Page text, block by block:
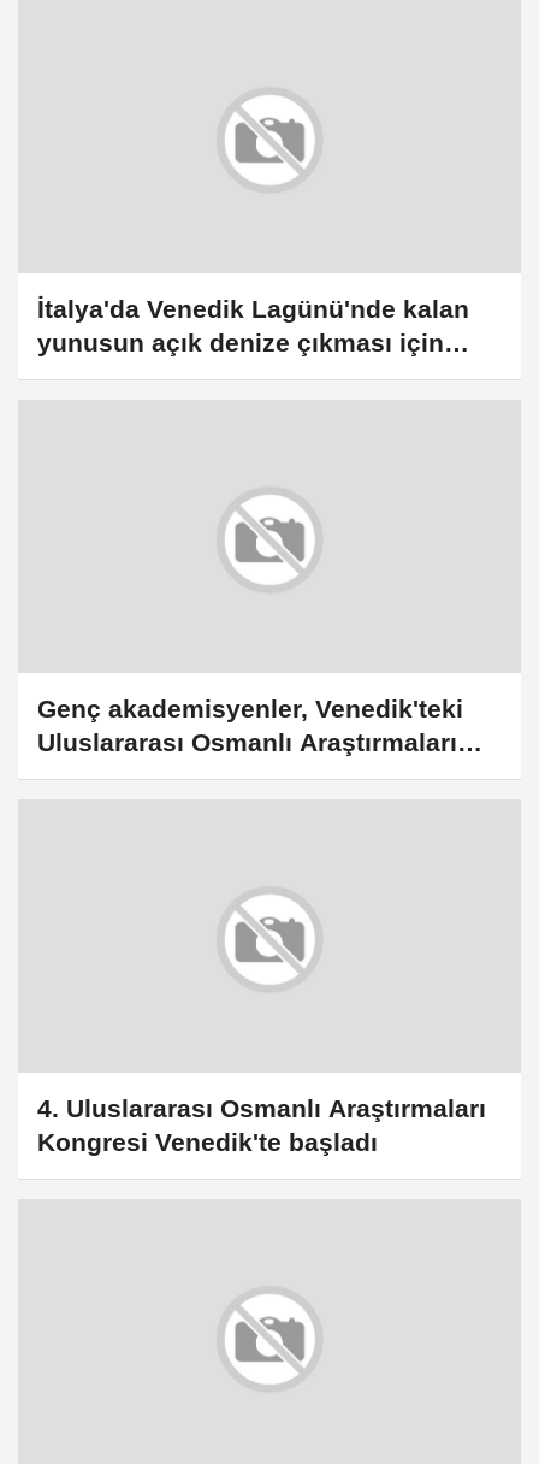
İtalya'da Venedik Lagünü'nde kalan
yunusun açık denize çıkması için
kurtarma operasyonu yapıldı
Genç akademisyenler, Venedik'teki
Uluslararası Osmanlı Araştırmaları
Kongresi'ni çok faydalı buldu
4. Uluslararası Osmanlı Araştırmaları
Kongresi Venedik'te başladı